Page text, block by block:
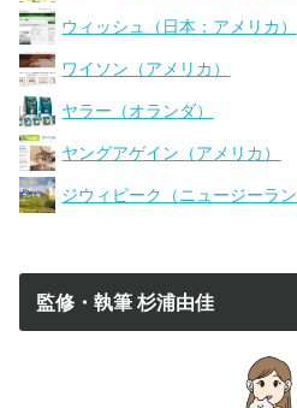
ウィッシュ（日本：アメリカ）
ワイソン（アメリカ）
ヤラー（オランダ）
ヤングアゲイン（アメリカ）
ジウィピーク（ニュージーラン
監修・執筆 杉浦由佳